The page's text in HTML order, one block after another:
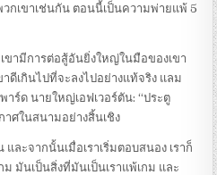
กเขาเช่นกัน ตอนนี้เป็นความพ่ายแพ้ 5
ขามีการต่อสู้อันยิ่งใหญ่ในมือของเขา
ดีเกินไปที่จะลงไปอย่างแท้จริง แลม
าร์ด นายใหญ่เอฟเวอร์ตัน: “ประตู
าศในสนามอย่างสิ้นเชิง
ละจากนั้นเมื่อเราเริ่มตอบสนอง เราก็
มันเป็นสิ่งที่มันเป็นเราแพ้เกม และ